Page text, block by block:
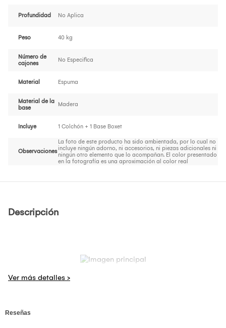
Profundidad No Aplica
Peso 40 kg
Número de
cajones
No Especifica
Material Espuma
Material de la
base
Madera
Incluye 1 Colchón + 1 Base Boxet
Observaciones
La foto de este producto ha sido ambientada, por lo cual no
incluye ningún adorno, ni accesorios, ni piezas adicionales ni
ningún otro elemento que lo acompañan. El color presentado
en la fotografía es una aproximación al color real
Descripción